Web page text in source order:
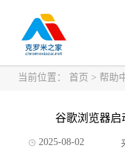
当前位置： 首页 > 帮助
谷歌浏览器启
2025-08-02